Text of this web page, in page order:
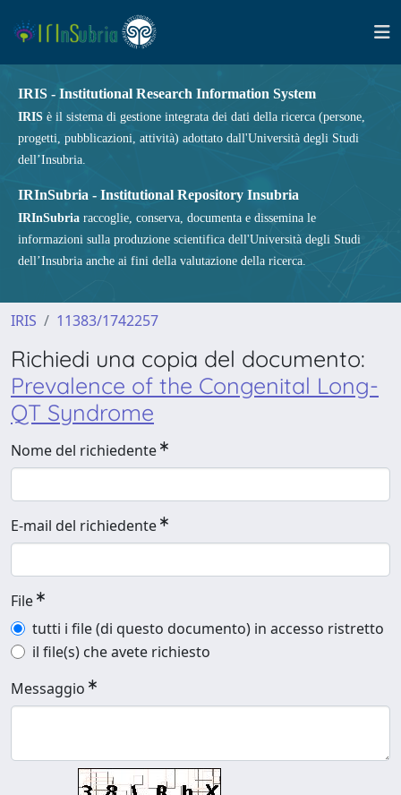
IRIS - Institutional Research Information System
IRIS è il sistema di gestione integrata dei dati della ricerca (persone,
progetti, pubblicazioni, attività) adottato dall'Università degli Studi
dell’Insubria.
IRInSubria - Institutional Repository Insubria
IRInSubria raccoglie, conserva, documenta e dissemina le
informazioni sulla produzione scientifica dell'Università degli Studi
dell’Insubria anche ai fini della valutazione della ricerca.
IRIS 11383/1742257
Richiedi una copia del documento:
Prevalence of the Congenital Long-
QT Syndrome
Nome del richiedente
E-mail del richiedente
File
tutti i file (di questo documento) in accesso ristretto
il file(s) che avete richiesto
Messaggio